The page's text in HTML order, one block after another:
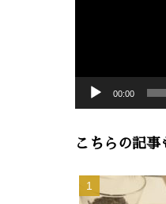
00:00
こちらの記事